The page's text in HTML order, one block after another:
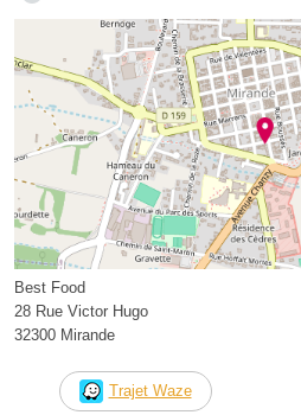
Best Food
28 Rue Victor Hugo
32300 Mirande
Trajet Waze